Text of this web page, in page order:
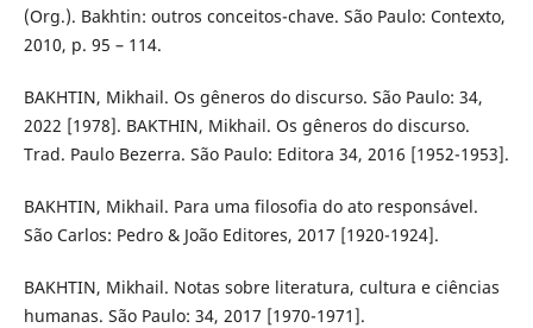
(Org.). Bakhtin: outros conceitos-chave. São Paulo: Contexto,
2010, p. 95 – 114.
BAKHTIN, Mikhail. Os gêneros do discurso. São Paulo: 34,
2022 [1978]. BAKTHIN, Mikhail. Os gêneros do discurso.
Trad. Paulo Bezerra. São Paulo: Editora 34, 2016 [1952-1953].
BAKHTIN, Mikhail. Para uma filosofia do ato responsável.
São Carlos: Pedro & João Editores, 2017 [1920-1924].
BAKHTIN, Mikhail. Notas sobre literatura, cultura e ciências
humanas. São Paulo: 34, 2017 [1970-1971].